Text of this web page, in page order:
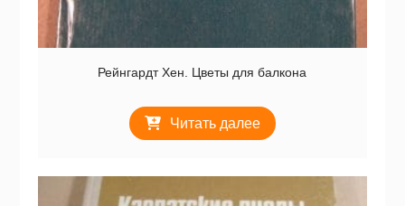
Рейнгардт Хен. Цветы для балкона
Читать далее